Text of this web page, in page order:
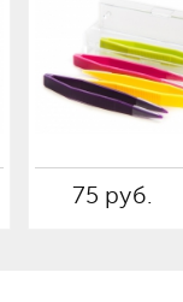
75 руб.